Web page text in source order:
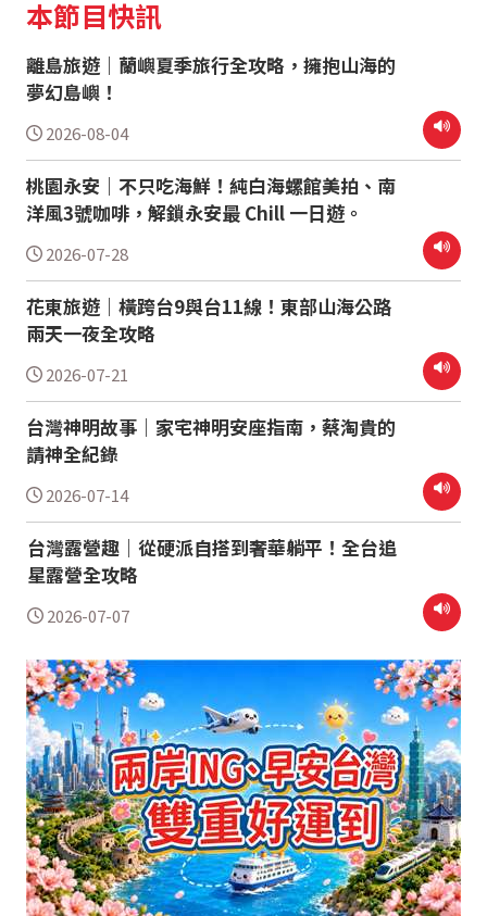
本節目快訊
離島旅遊｜蘭嶼夏季旅行全攻略，擁抱山海的
夢幻島嶼！
2026-08-04
桃園永安｜不只吃海鮮！純白海螺館美拍、南
洋風3號咖啡，解鎖永安最 Chill 一日遊。
2026-07-28
花東旅遊｜橫跨台9與台11線！東部山海公路
兩天一夜全攻略
2026-07-21
台灣神明故事｜家宅神明安座指南，蔡淘貴的
請神全紀錄
2026-07-14
台灣露營趣｜從硬派自搭到奢華躺平！全台追
星露營全攻略
2026-07-07